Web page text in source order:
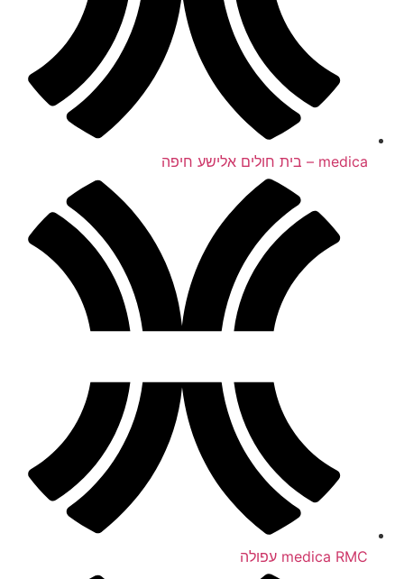
medica – בית חולים אלישע חיפה
medica RMC עפולה